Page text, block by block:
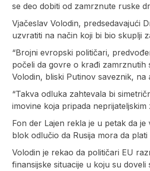
se deo dobiti od zamrznute ruske
Vjačeslav Volodin, predsedavajući
uzvratiti na način koji bi bio skuplji
“Brojni evropski političari,
počeli da govre o krađi zamrznutih
Volodin, bliski Putinov saveznik,
“Takva odluka zahtevala bi
imovine koja pripada
Fon der Lajen rekla je u petak da
blok odlučio da Rusija mora da
Volodin je rekao da političari EU
finansijske situacije u koju su doveli